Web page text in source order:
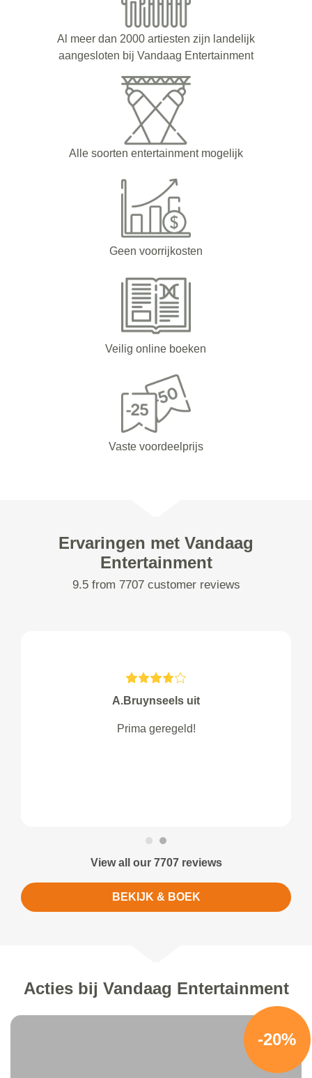
Al meer dan 2000 artiesten zijn landelijk
aangesloten bij Vandaag Entertainment
Alle soorten entertainment mogelijk
Geen voorrijkosten
Veilig online boeken
Vaste voordeelprijs
Ervaringen met Vandaag
Entertainment
9.5 from 7707 customer reviews
A.Bruynseels uit
Prima geregeld!
View all our 7707 reviews
BEKIJK & BOEK
Acties bij Vandaag Entertainment
-20%